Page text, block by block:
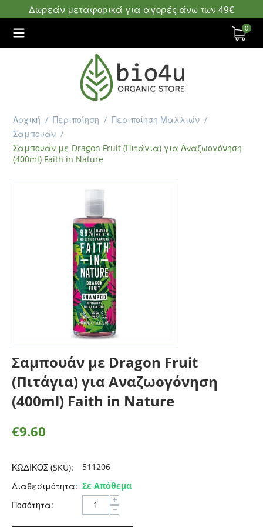
Δωρεάν μεταφορικά για αγορές άνω των 49€
0
Αρχική / Περιποίηση / Περιποίηση Μαλλιών /
Σαμπουάν /
Σαμπουάν με Dragon Fruit (Πιτάγια) για Αναζωογόνηση
(400ml) Faith in Nature
Σαμπουάν με Dragon Fruit
(Πιτάγια) για Αναζωογόνηση
(400ml) Faith in Nature
€9.60
ΚΩΔΙΚΟΣ (SKU):
511206
Διαθεσιμότητα: Σε Απόθεμα
Ποσότητα:
+
−